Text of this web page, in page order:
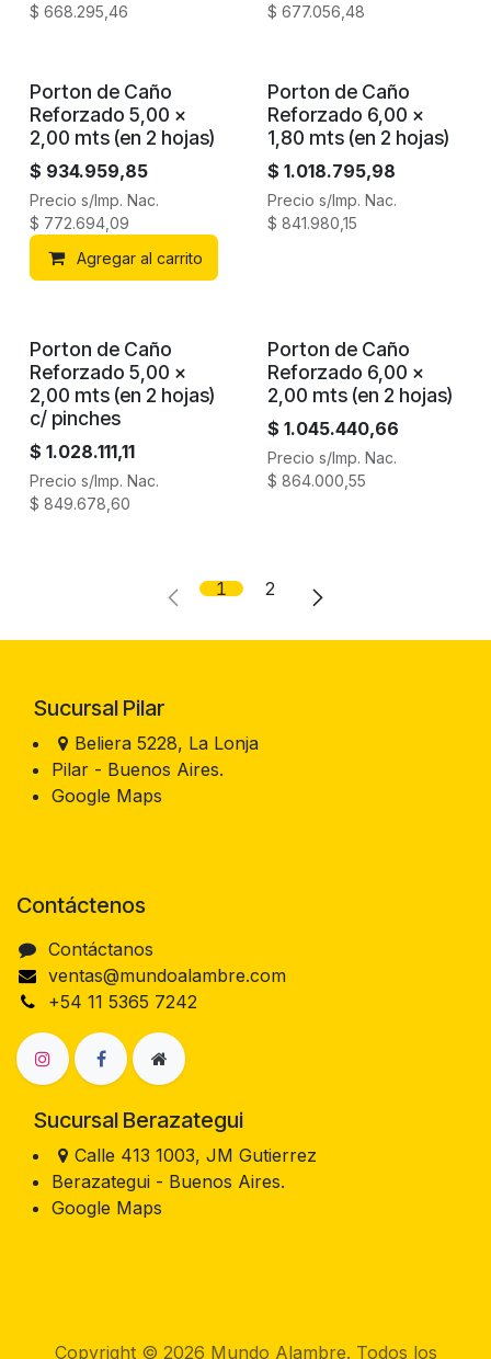
$ 668.295,46
$ 677.056,48
Porton de Caño
Reforzado 5,00 x
2,00 mts (en 2 hojas)
$ 934.959,85
Precio s/Imp. Nac.
$ 772.694,09
Agregar al carrito
Porton de Caño
Reforzado 6,00 x
1,80 mts (en 2 hojas)
$ 1.018.795,98
Precio s/Imp. Nac.
$ 841.980,15
Porton de Caño
Reforzado 5,00 x
2,00 mts (en 2 hojas)
c/ pinches
$ 1.028.111,11
Precio s/Imp. Nac.
$ 849.678,60
Porton de Caño
Reforzado 6,00 x
2,00 mts (en 2 hojas)
$ 1.045.440,66
Precio s/Imp. Nac.
$ 864.000,55
1 2
Sucursal Pilar
Beliera 5228, La Lonja
Pilar - Buenos Aires.
Google Maps
Contáctenos
Contáctanos
ventas@mundoalambre.com
+54 11 5365 7242
Sucursal Berazategui
Calle 413 1003, JM Gutierrez
Berazategui - Buenos Aires.
Google Maps
Copyright © 2026 Mundo Alambre. Todos los